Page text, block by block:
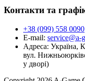
Контакти та
+38 (099) 558 0090
E-mail: service@a-
Адреса: Україна,
вул.
у дворі)